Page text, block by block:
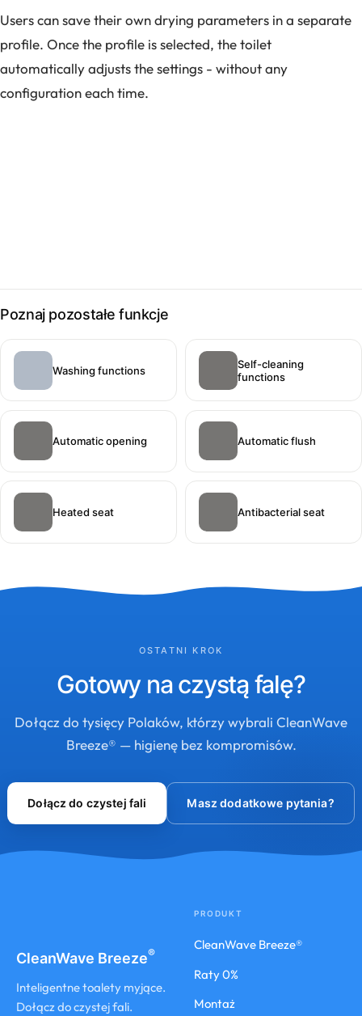
Users can save their own drying parameters in a separate
profile. Once the profile is selected, the toilet
automatically adjusts the settings - without any
configuration each time.
Poznaj pozostałe funkcje
Washing functions
Self-cleaning
functions
Automatic opening Automatic flush
Heated seat Antibacterial seat
OSTATNI KROK
Gotowy na czystą falę?
Dołącz do tysięcy Polaków, którzy wybrali CleanWave
Breeze® — higienę bez kompromisów.
Dołącz do czystej fali Masz dodatkowe pytania?
CleanWave Breeze®
Inteligentne toalety myjące.
Dołącz do czystej fali.
PRODUKT
CleanWave Breeze®
Raty 0%
Montaż